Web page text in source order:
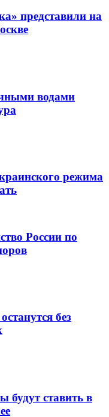
представили на
водами
режима
России по
без
будут ставить в